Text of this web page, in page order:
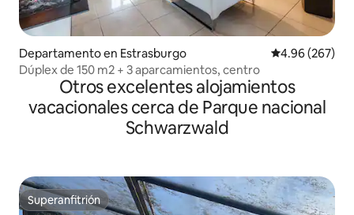
Departamento en Estrasburgo Calificación
4.96 (267)
Dúplex de 150 m2 + 3 aparcamientos, centro
Otros excelentes alojamientos
vacacionales cerca de Parque nacional
Schwarzwald
Superanfitrión
Superanfitrión